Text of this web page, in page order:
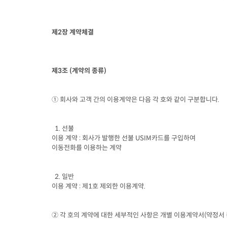
제 2장 계약체결
제 3조 (계약의 종류)
① 회사와 고객 간의 이용계약은 다음 각 호와 같이 구분합니다.
  1.
선불
이용 계약 : 회사가 발행한 선불 USIM카드를 구입하여
이동전화를 이용하는 계약
  2.
일반
이용 계약 : 제 1호 제외한 이용계약.
② 각 호의 계약에 대한 세부적인 사항은 개별 이용계약서(약정서